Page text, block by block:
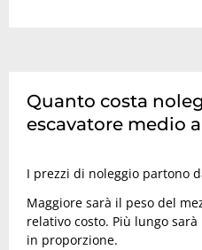
Quanto costa
escavatore medio
I prezzi di noleggio partono
Maggiore sarà il peso del
relativo costo. Più lungo
in proporzione.